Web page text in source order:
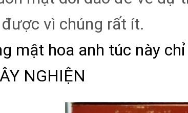
vì chúng rất ít.
mật hoa anh túc này
NGHIỆN